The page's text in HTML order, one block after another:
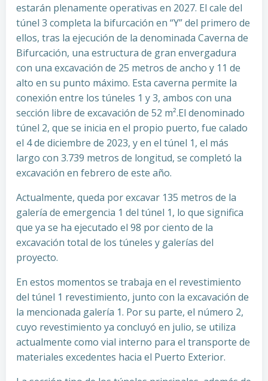
estarán plenamente operativas en 2027. El cale del
túnel 3 completa la bifurcación en “Y” del primero de
ellos, tras la ejecución de la denominada Caverna de
Bifurcación, una estructura de gran envergadura
con una excavación de 25 metros de ancho y 11 de
alto en su punto máximo. Esta caverna permite la
conexión entre los túneles 1 y 3, ambos con una
sección libre de excavación de 52 m².El denominado
túnel 2, que se inicia en el propio puerto, fue calado
el 4 de diciembre de 2023, y en el túnel 1, el más
largo con 3.739 metros de longitud, se completó la
excavación en febrero de este año.
Actualmente, queda por excavar 135 metros de la
galería de emergencia 1 del túnel 1, lo que significa
que ya se ha ejecutado el 98 por ciento de la
excavación total de los túneles y galerías del
proyecto.
En estos momentos se trabaja en el revestimiento
del túnel 1 revestimiento, junto con la excavación de
la mencionada galería 1. Por su parte, el número 2,
cuyo revestimiento ya concluyó en julio, se utiliza
actualmente como vial interno para el transporte de
materiales excedentes hacia el Puerto Exterior.